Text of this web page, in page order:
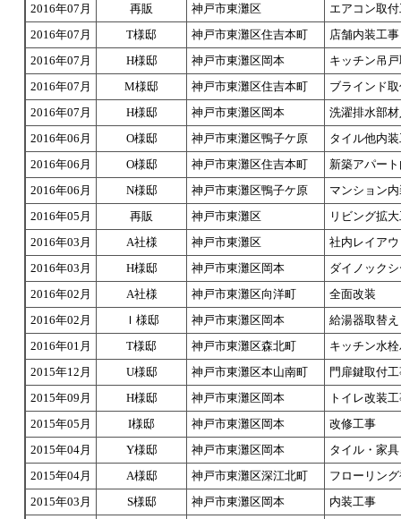
2016年07月 再販 神戸市東灘区
エアコン取
2016年07月
T様邸 神戸市東灘区住吉本町
店舗内装工事
2016年07月
H様邸 神戸市東灘区岡本
キッチン吊
2016年07月
M様邸 神戸市東灘区住吉本町
ブラインド
2016年07月
H様邸 神戸市東灘区岡本
洗濯排水部
2016年06月
O様邸 神戸市東灘区鴨子ケ原
タイル他内
2016年06月
O様邸 神戸市東灘区住吉本町
新築アパー
2016年06月
N様邸 神戸市東灘区鴨子ケ原
マンション
2016年05月
再販 神戸市東灘区
リビング拡
2016年03月
A社様 神戸市東灘区
社内レイア
2016年03月
H様邸 神戸市東灘区岡本
ダイノック
2016年02月
A社様 神戸市東灘区向洋町
全面改装
2016年02月
Ｉ様邸 神戸市東灘区岡本
給湯器取替え
2016年01月
T様邸 神戸市東灘区森北町
キッチン水
2015年12月
U様邸 神戸市東灘区本山南町
門扉鍵取付
2015年09月
H様邸 神戸市東灘区岡本
トイレ改装
2015年05月
I様邸 神戸市東灘区岡本
改修工事
2015年04月
Y様邸 神戸市東灘区岡本
タイル・家
2015年04月
A様邸 神戸市東灘区深江北町
フローリン
2015年03月
S様邸 神戸市東灘区岡本
内装工事